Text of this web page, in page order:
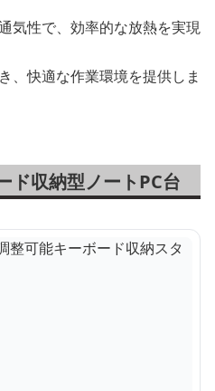
気性で、効率的な放熱を実現
、快適な作業環境を提供しま
ド収納型ノートPC台